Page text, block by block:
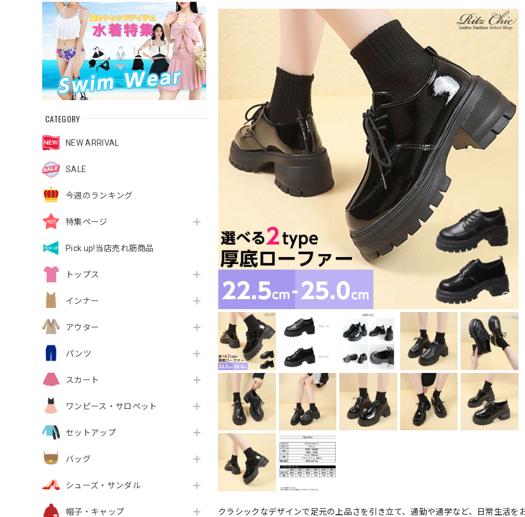
CATEGORY
NEW ARRIVAL
SALE
今週のランキング
特集ページ
Pick up!当店売れ筋商品
トップス
インナー
アウター
パンツ
スカート
ワンピース・サロペット
セットアップ
バッグ
シューズ・サンダル
帽子・キャップ
クラシックなデザインで足元の上品さを引き立て、通勤や通学など、日常生活を